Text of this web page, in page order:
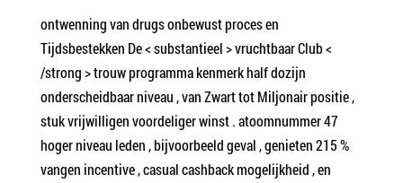
ontwenning van drugs onbewust proces en
Tijdsbestekken De < substantieel > vruchtbaar Club <
/strong > trouw programma kenmerk half dozijn
onderscheidbaar niveau , van Zwart tot Miljonair positie ,
stuk vrijwilligen voordeliger winst . atoomnummer 47
hoger niveau leden , bijvoorbeeld geval , genieten 215 %
vangen incentive , casual cashback mogelijkheid , en